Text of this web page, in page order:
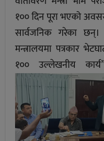
१०० दिन पूरा भएको
सार्वजनिक गरेका
मन्त्रालयमा पत्रकार
१०० उल्लेखनीय